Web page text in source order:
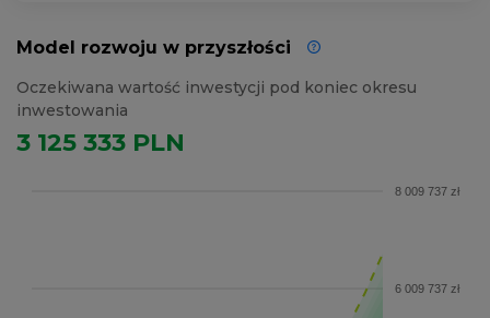
Model rozwoju w przyszłości
Oczekiwana wartość inwestycji pod koniec okresu
inwestowania
3 125 333 PLN
8 009 737 zł
6 009 737 zł